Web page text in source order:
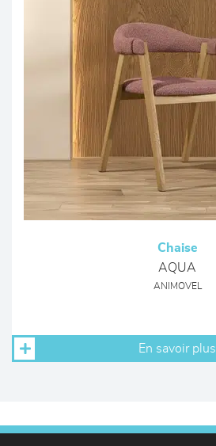
Chaise
AQUA
ANIMOVEL
En savoir plus